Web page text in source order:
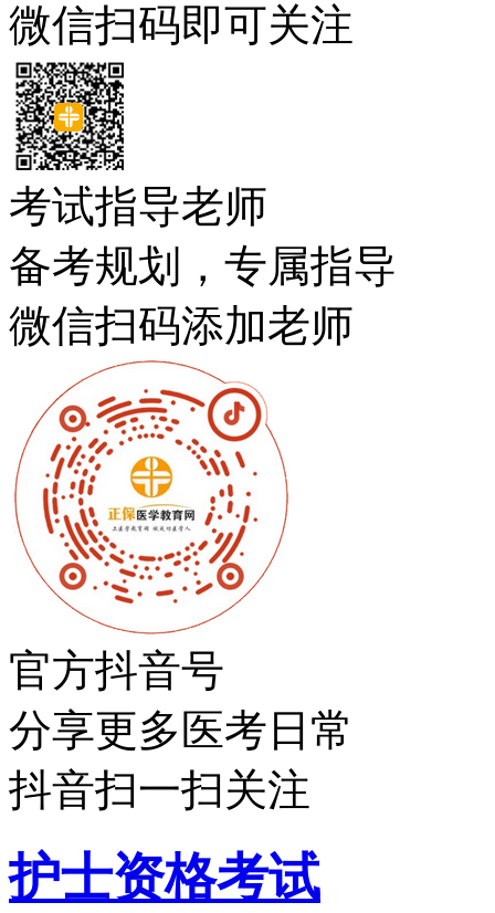
微信扫码即可关注
考试指导老师
备考规划，专属指导
微信扫码添加老师
官方抖音号
分享更多医考日常
抖音扫一扫关注
护士资格考试